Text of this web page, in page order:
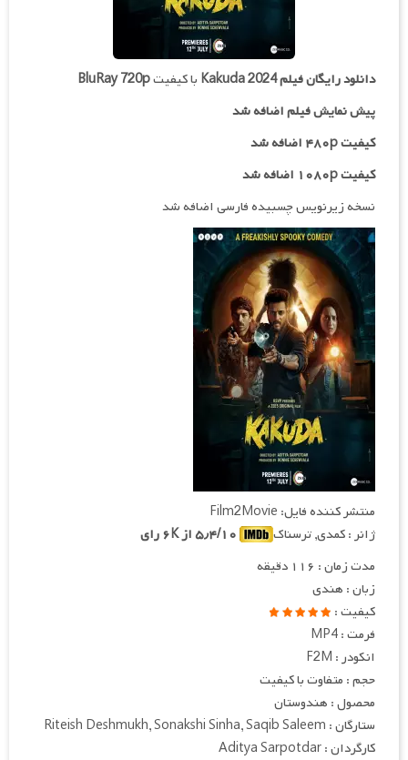
دانلود رایگان فیلمKakuda 2024 با کیفیتBluRay 720p
پیش نمایش فیلم اضافه شد
کیفیت ۴۸۰p اضافه شد
کیفیت ۱۰۸۰p اضافه شد
نسخه زیرنویس چسبیده فارسی اضافه شد
منتشر کننده فایل: Film2Movie
ژانر : کمدی, ترسناک
مدت زمان : ۱۱۶ دقیقه
زبان : هندی
کیفیت :
فرمت : MP4
انکودر : F2M
حجم : متفاوت با کیفیت
محصول : هندوستان
ستارگان : Riteish Deshmukh, Sonakshi Sinha, Saqib Saleem
کارگردان : Aditya Sarpotdar